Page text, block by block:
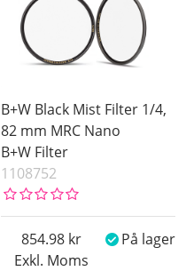
B+W Black Mist Filter 1/4,
82 mm MRC Nano
B+W Filter
1108752
Exkl. Moms
854.98 På lager